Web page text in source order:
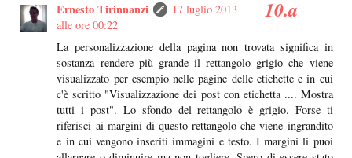
Ernesto Tirinnanzi
17 luglio 2013
alle ore 00:22
La personalizzazione della pagina non trovata significa in
sostanza rendere più grande il rettangolo grigio che viene
visualizzato per esempio nelle pagine delle etichette e in cui
c'è scritto "Visualizzazione dei post con etichetta .... Mostra
tutti i post". Lo sfondo del rettangolo è grigio. Forse ti
riferisci ai margini di questo rettangolo che viene ingrandito
e in cui vengono inseriti immagini e testo. I margini li puoi